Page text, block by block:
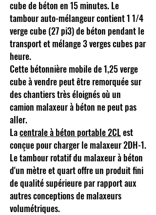
cube de béton en 15 minutes. Le
tambour auto-mélangeur contient 1 1/4
verge cube (27 pi3) de béton pendant le
transport et mélange 3 verges cubes par
heure.
Cette bétonnière mobile de 1,25 verge
cube à vendre peut être remorquée sur
des chantiers très éloignés où un
camion malaxeur à béton ne peut pas
aller.
Lacentrale à béton portable 2CLest
conçue pour charger le malaxeur 2DH-1.
Le tambour rotatif du malaxeur à béton
d'un mètre et quart offre un produit fini
de qualité supérieure par rapport aux
autres conceptions de malaxeurs
volumétriques.